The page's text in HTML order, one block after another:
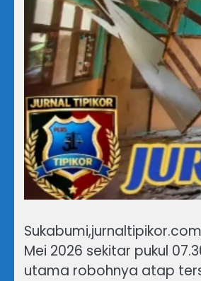
Mei 2026 sekitar pukul
utama robohnya atap